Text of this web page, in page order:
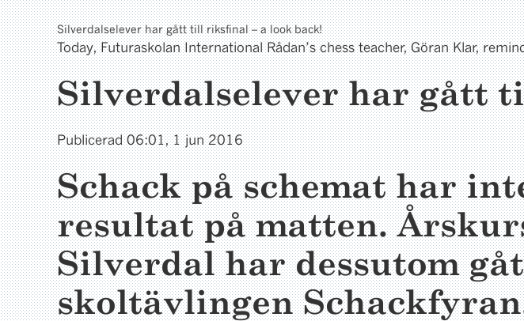
Silverdalselever har gått till riksfinal – a look back!
Today, Futuraskolan International Rådan’s chess teacher, Göran Klar,
Silverdalselever har gått
Publicerad 06:01, 1 jun 2016
Schack på schemat har
resultat på matten.
Silverdal har dessutom
skoltävlingen